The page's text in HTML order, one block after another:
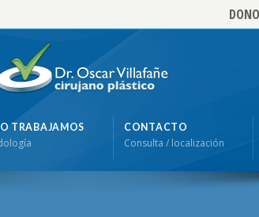
TRABAJAMOS CONTACTO
Consulta / localización